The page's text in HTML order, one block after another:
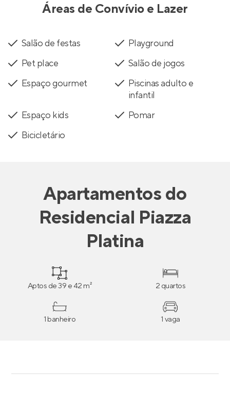
Áreas de Convívio e Lazer
Salão de festas
Playground
Pet place
Salão de jogos
Espaço gourmet
Piscinas adulto e
infantil
Espaço kids
Pomar
Bicicletário
Apartamentosdo
Residencial Piazza
Platina
Aptos de 39 e 42 m² 2 quartos
1 banheiro 1 vaga